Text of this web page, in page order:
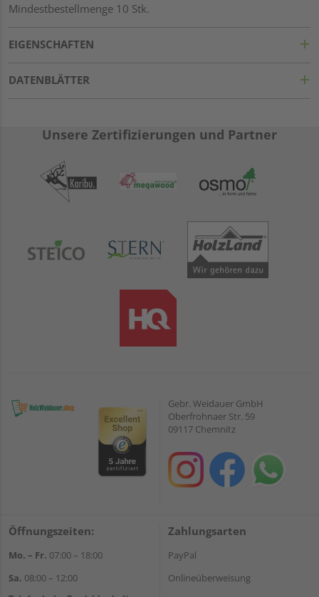
Mindestbestellmenge 10 Stk.
EIGENSCHAFTEN
DATENBLÄTTER
Unsere Zertifizierungen und Partner
Gebr. Weidauer GmbH
Oberfrohnaer Str. 59
09117 Chemnitz
Öffnungszeiten:
Mo. – Fr. 07:00 – 18:00
Sa. 08:00 – 12:00
Zahlungsarten
PayPal
Onlineüberweisung